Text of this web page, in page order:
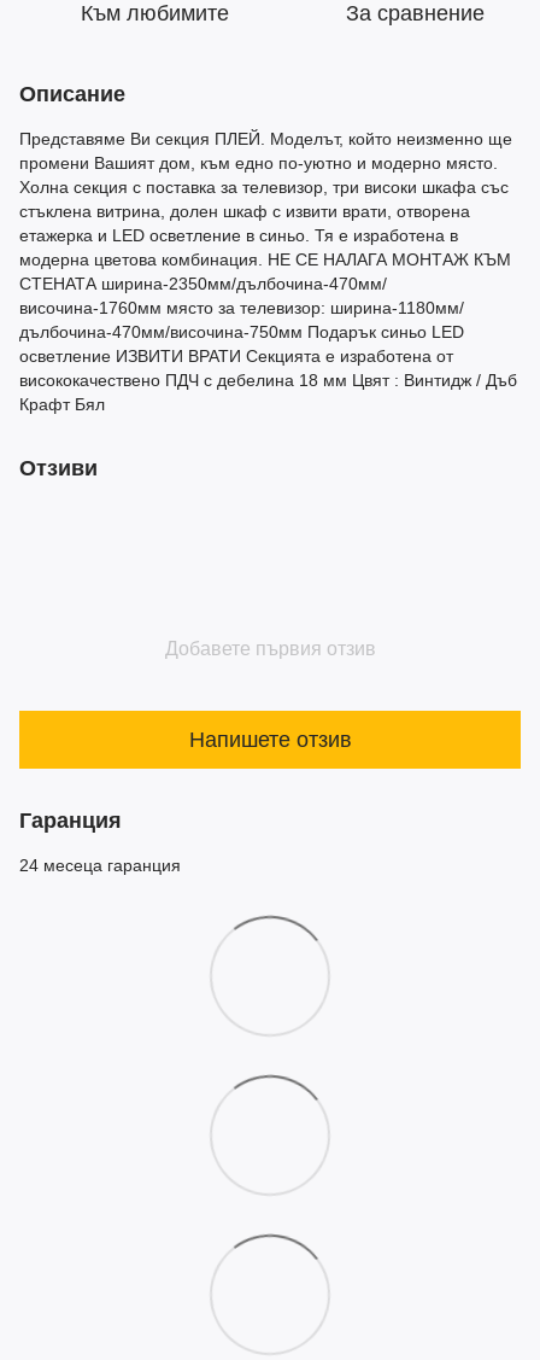
Към любимите За сравнение
Описание
Представяме Ви секция ПЛЕЙ. Моделът, който неизменно ще
промени Вашият дом, към едно по-уютно и модерно място.
Холна секция с поставка за телевизор, три високи шкафа със
стъклена витрина, долен шкаф с извити врати, отворена
етажерка и LED осветление в синьо. Тя е изработена в
модерна цветова комбинация. НЕ СЕ НАЛАГА МОНТАЖ КЪМ
СТЕНАТА ширина-2350мм/дълбочина-470мм/
височина-1760мм място за телевизор: ширина-1180мм/
дълбочина-470мм/височина-750мм Подарък синьо LED
осветление ИЗВИТИ ВРАТИ Секцията е изработена от
висококачествено ПДЧ с дебелина 18 мм Цвят : Винтидж / Дъб
Крафт Бял
Отзиви
Добавете първия отзив
Напишете отзив
Гаранция
24 месеца гаранция